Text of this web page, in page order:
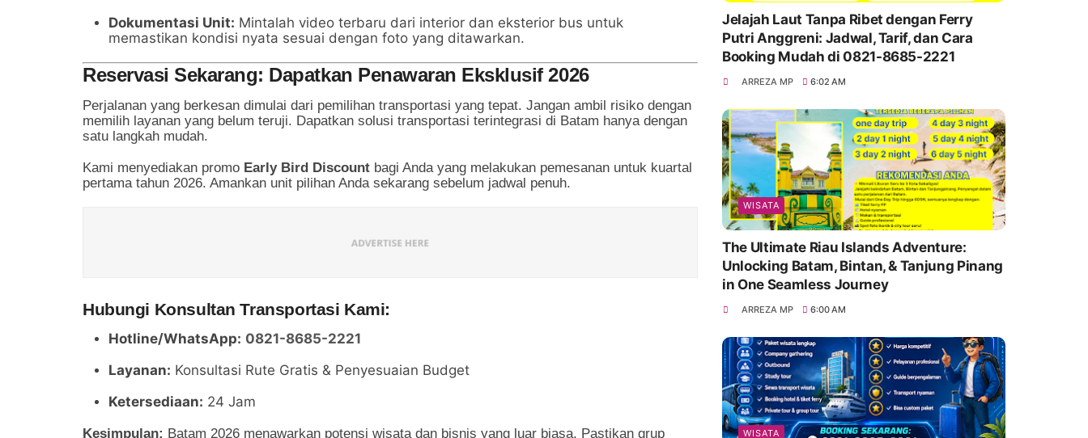
Dokumentasi Unit: Mintalah video terbaru dari interior dan eksterior bus untuk
memastikan kondisi nyata sesuai dengan foto yang ditawarkan.
Reservasi Sekarang: Dapatkan Penawaran Eksklusif 2026
Perjalanan yang berkesan dimulai dari pemilihan transportasi yang tepat. Jangan ambil risiko dengan
memilih layanan yang belum teruji. Dapatkan solusi transportasi terintegrasi di Batam hanya dengan
satu langkah mudah.
Kami menyediakan promo Early Bird Discount bagi Anda yang melakukan pemesanan untuk kuartal
pertama tahun 2026. Amankan unit pilihan Anda sekarang sebelum jadwal penuh.
Hubungi Konsultan Transportasi Kami:
Hotline/WhatsApp: 0821-8685-2221
Layanan: Konsultasi Rute Gratis & Penyesuaian Budget
Ketersediaan: 24 Jam
Kesimpulan: Batam 2026 menawarkan potensi wisata dan bisnis yang luar biasa. Pastikan grup
Jelajah Laut Tanpa Ribet dengan Ferry
Putri Anggreni: Jadwal, Tarif, dan Cara
Booking Mudah di 0821-8685-2221
ARREZA MP 6:02 AM
WISATA
The Ultimate Riau Islands Adventure:
Unlocking Batam, Bintan, & Tanjung Pinang
in One Seamless Journey
ARREZA MP 6:00 AM
WISATA